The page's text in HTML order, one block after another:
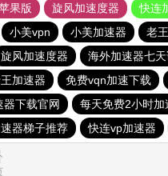
果版
旋风加速度器 快连
小美vpn 小美加速器 老
旋风加速度器 海外加速器七天
加速器 免费vqn加速下载
器下载官网
每天免费2小时加
器梯子推荐 快连vp加速器